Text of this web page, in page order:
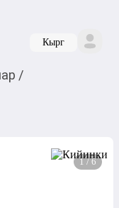
Кырг
/
1 / 6